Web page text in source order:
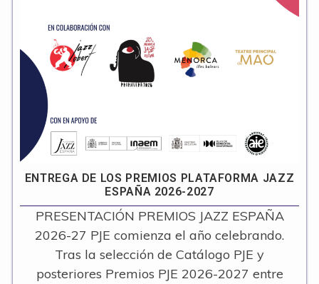
ENTREGA DE LOS PREMIOS PLATAFORMA JAZZ
ESPAÑA 2026-2027
PRESENTACIÓN PREMIOS JAZZ ESPAÑA
2026-27 PJE comienza el año celebrando.
Tras la selección de Catálogo PJE y
posteriores Premios PJE 2026-2027 entre